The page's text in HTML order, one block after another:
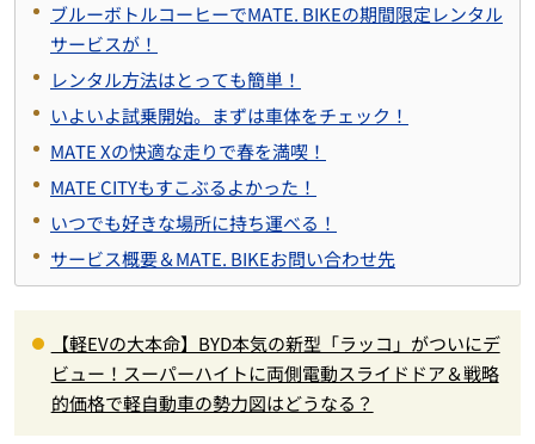
ブルーボトルコーヒーでMATE. BIKEの期間限定レンタル
サービスが！
レンタル方法はとっても簡単！
いよいよ試乗開始。まずは車体をチェック！
MATE Xの快適な走りで春を満喫！
MATE CITYもすこぶるよかった！
いつでも好きな場所に持ち運べる！
サービス概要＆MATE. BIKEお問い合わせ先
【軽EVの大本命】BYD本気の新型「ラッコ」がついにデ
ビュー！スーパーハイトに両側電動スライドドア＆戦略
的価格で軽自動車の勢力図はどうなる？